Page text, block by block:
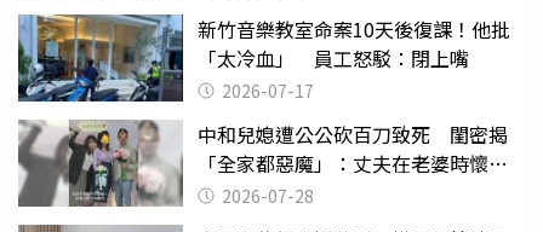
新竹音樂教室命案10天後復課！他批
「太冷血」 員工怒駁：閉上嘴
2026-07-17
中和兒媳遭公公砍百刀致死 閨密揭
「全家都惡魔」：丈夫在老婆時懷孕
摔東西
2026-07-28